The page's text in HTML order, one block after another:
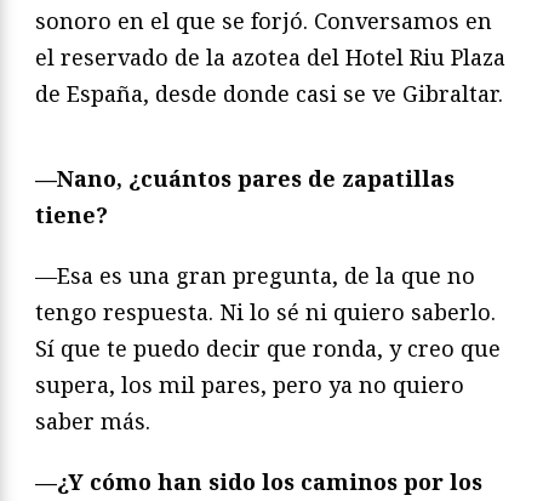
sonoro en el que se forjó. Conversamos en
el reservado de la azotea del Hotel Riu Plaza
de España, desde donde casi se ve Gibraltar.
—Nano, ¿cuántos pares de zapatillas
tiene?
—Esa es una gran pregunta, de la que no
tengo respuesta. Ni lo sé ni quiero saberlo.
Sí que te puedo decir que ronda, y creo que
supera, los mil pares, pero ya no quiero
saber más.
—¿Y cómo han sido los caminos por los